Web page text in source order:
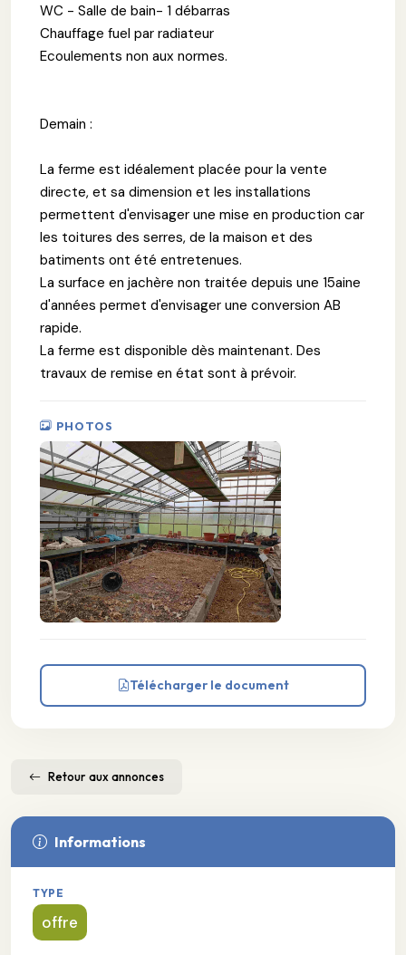
WC - Salle de bain- 1 débarras
Chauffage fuel par radiateur
Ecoulements non aux normes.
Demain :
La ferme est idéalement placée pour la vente
directe, et sa dimension et les installations
permettent d'envisager une mise en production car
les toitures des serres, de la maison et des
batiments ont été entretenues.
La surface en jachère non traitée depuis une 15aine
d'années permet d'envisager une conversion AB
rapide.
La ferme est disponible dès maintenant. Des
travaux de remise en état sont à prévoir.
PHOTOS
Télécharger le document
Retour aux annonces
Informations
TYPE
offre